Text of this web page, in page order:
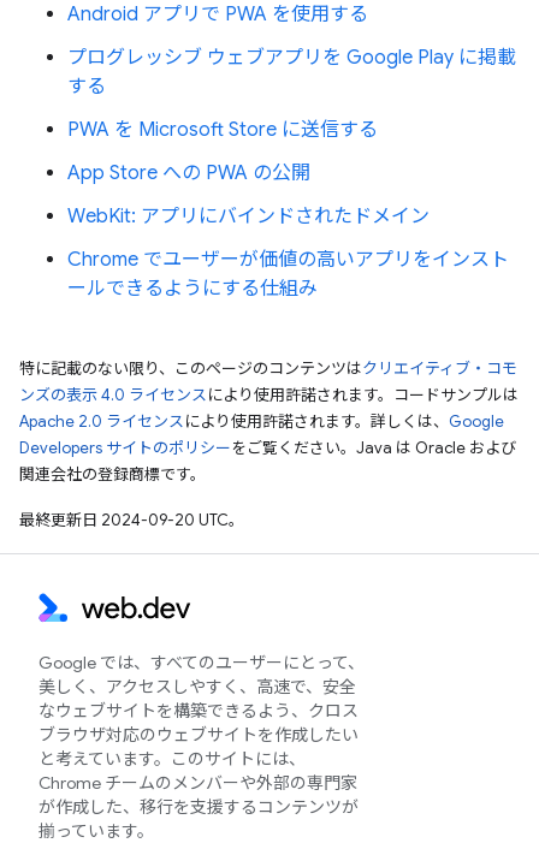
Android アプリで PWA を使用する
プログレッシブ ウェブアプリを Google Play に掲載
する
PWA を Microsoft Store に送信する
App Store への PWA の公開
WebKit: アプリにバインドされたドメイン
Chrome でユーザーが価値の高いアプリをインスト
ールできるようにする仕組み
特に記載のない限り、このページのコンテンツはクリエイティブ・コモ
ンズの表示 4.0 ライセンスにより使用許諾されます。コードサンプルは
Apache 2.0 ライセンスにより使用許諾されます。詳しくは、 Google
Developers サイトのポリシーをご覧ください。Java は Oracle および
関連会社の登録商標です。
最終更新日 2024-09-20 UTC。
Google では、すべてのユーザーにとって、
美しく、アクセスしやすく、高速で、安全
なウェブサイトを構築できるよう、クロス
ブラウザ対応のウェブサイトを作成したい
と考えています。このサイトには、
Chrome チームのメンバーや外部の専門家
が作成した、移行を支援するコンテンツが
揃っています。